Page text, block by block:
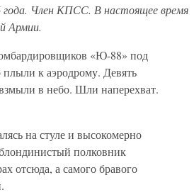
года. Член КПСС. В настоящее время
Армии.
«Ю-88» под
к аэродрому. Девять
в небо. Шли наперехват.
на стуле и высокомерно
полковник
отсюда, а самого бравого